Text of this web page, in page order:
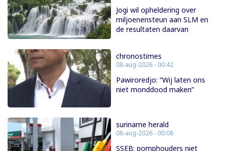
Jogi wil opheldering over
miljoenensteun aan SLM en
de resultaten daarvan
chronostimes
08-aug-2026 - 00:42
Pawiroredjo: “Wij laten ons
niet monddood maken”
suriname herald
08-aug-2026 - 00:08
SSEB: pomphouders niet